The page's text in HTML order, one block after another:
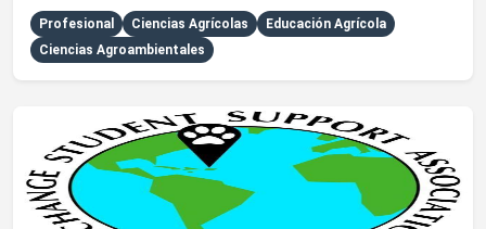
Profesional Ciencias Agrícolas
Educación Agrícola
Ciencias Agroambientales
Ver detalles de Exchange Student Support Association